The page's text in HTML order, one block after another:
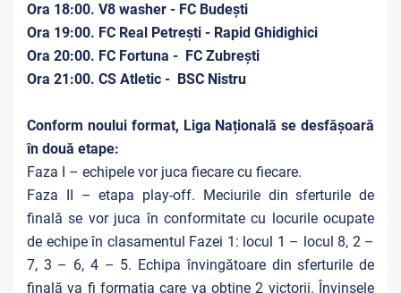
Ora 18:00. V8 washer - FC Budești
Ora 19:00. FC Real Petrești - Rapid Ghidighici
Ora 20:00. FC Fortuna - FC Zubrești
Ora 21:00. CS Atletic - BSC Nistru
Conform noului format, Liga Națională se desfășoară
în două etape:
Faza I – echipele vor juca fiecare cu fiecare.
Faza II – etapa play-off. Meciurile din sferturile de
finală se vor juca în conformitate cu locurile ocupate
de echipe în clasamentul Fazei 1: locul 1 – locul 8, 2 –
7, 3 – 6, 4 – 5. Echipa învingătoare din sferturile de
finală va fi formația care va obține 2 victorii. Învinsele